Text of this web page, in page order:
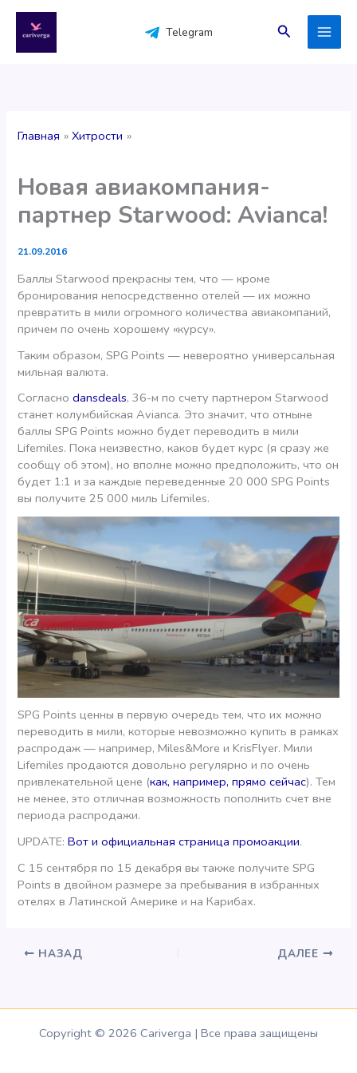
содержимому
Telegram Поиск
Главная Хитрости
Новая авиакомпания-
партнер Starwood: Avianca!
21.09.2016
Баллы Starwood прекрасны тем, что — кроме
бронирования непосредственно отелей — их можно
превратить в мили огромного количества авиакомпаний,
причем по очень хорошему «курсу».
Таким образом, SPG Points — невероятно универсальная
мильная валюта.
Согласноdansdeals, 36-м по счету партнером Starwood
станет колумбийская Avianca. Это значит, что отныне
баллы SPG Points можно будет переводить в мили
Lifemiles. Пока неизвестно, каков будет курс (я сразу же
сообщу об этом), но вполне можно предположить, что он
будет 1:1 и за каждые переведенные 20 000 SPG Points
вы получите 25 000 миль Lifemiles.
SPG Points ценны в первую очередь тем, что их можно
переводить в мили, которые невозможно купить в рамках
распродаж — например, Miles&More и KrisFlyer. Мили
Lifemiles продаются довольно регулярно и по очень
привлекательной цене (как, например, прямо сейчас). Тем
не менее, это отличная возможность пополнить счет вне
периода распродажи.
UPDATE:Вот и официальная страница промоакции.
С 15 сентября по 15 декабря вы также получите SPG
Points в двойном размере за пребывания в избранных
отелях в Латинской Америке и на Карибах.
НАЗАД ДАЛЕЕ
Copyright © 2026 Cariverga | Все права защищены